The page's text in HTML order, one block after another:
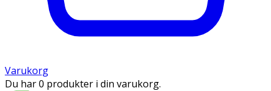
Varukorg
Du har 0 produkter i din varukorg.